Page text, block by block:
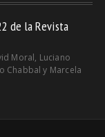
de la Revista
Moral, Luciano
Chabbal y Marcela